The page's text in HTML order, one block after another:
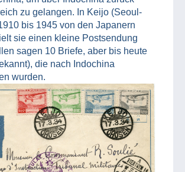
zu gelangen. In Keijo (Seoul-
bis 1945 von den Japanern
sie einen kleine Postsendung
sagen 10 Briefe, aber bis heute
die nach Indochina
wurden.